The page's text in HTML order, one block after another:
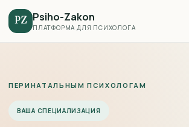
PZ Psiho-Zakon
ПЛАТФОРМА ДЛЯ ПСИХОЛОГА
ПЕРИНАТАЛЬНЫМ ПСИХОЛОГАМ
ВАША СПЕЦИАЛИЗАЦИЯ